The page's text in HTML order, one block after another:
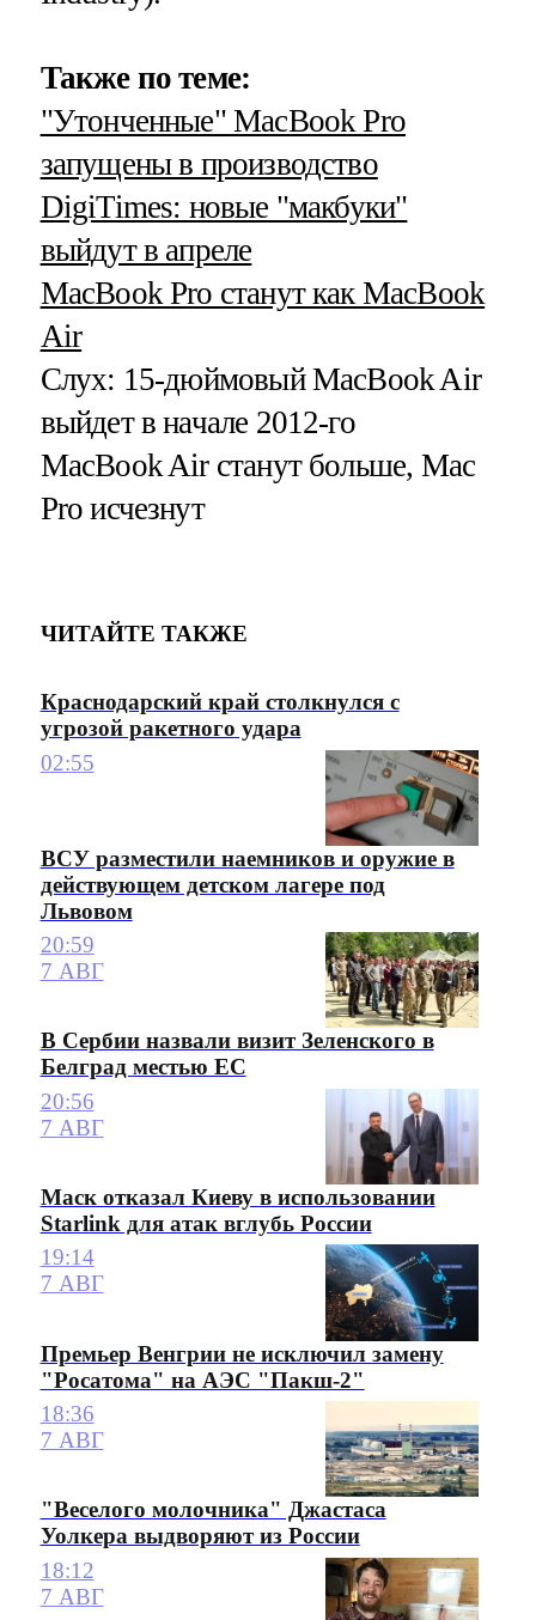
Также по теме:
"Утонченные" MacBook Pro
запущены в производство
DigiTimes: новые "макбуки"
выйдут в апреле
MacBook Pro станут как MacBook
Air
Слух: 15-дюймовый MacBook Air
выйдет в начале 2012-го
MacBook Air станут больше, Mac
Pro исчезнут
ЧИТАЙТЕ ТАКЖЕ
Краснодарский край столкнулся с
угрозой ракетного удара
02:55
ВСУ разместили наемников и оружие в
действующем детском лагере под
Львовом
20:59
7 АВГ
В Сербии назвали визит Зеленского в
Белград местью ЕС
20:56
7 АВГ
Маск отказал Киеву в использовании
Starlink для атак вглубь России
19:14
7 АВГ
Премьер Венгрии не исключил замену
"Росатома" на АЭС "Пакш-2"
18:36
7 АВГ
"Веселого молочника" Джастаса
Уолкера выдворяют из России
18:12
7 АВГ